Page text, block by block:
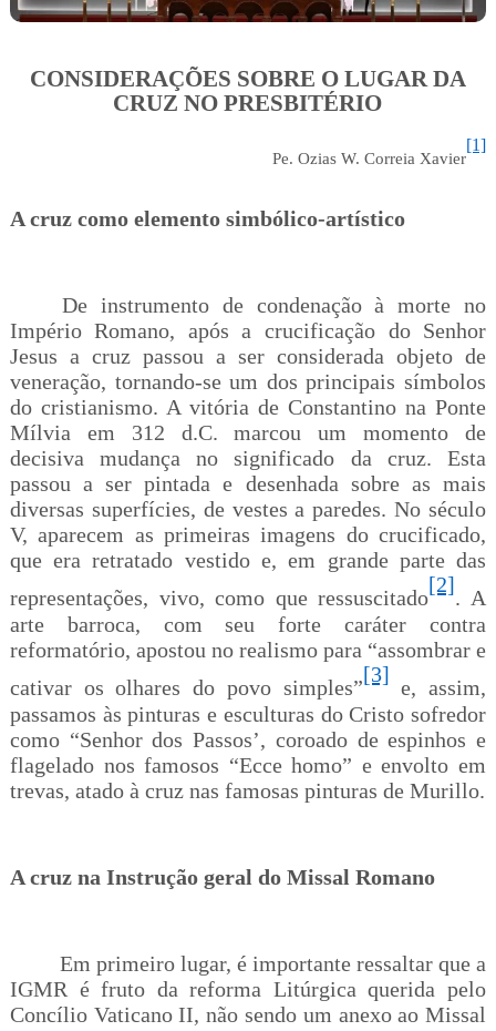
CONSIDERAÇÕES SOBRE O LUGAR DA
CRUZ NO PRESBITÉRIO
Pe. Ozias W. Correia Xavier
[1]
A cruz como elemento simbólico-artístico
De instrumento de condenação à morte no
Império Romano, após a crucificação do Senhor
Jesus a cruz passou a ser considerada objeto de
veneração, tornando-se um dos principais símbolos
do cristianismo. A vitória de Constantino na Ponte
Mílvia em 312 d.C. marcou um momento de
decisiva mudança no significado da cruz. Esta
passou a ser pintada e desenhada sobre as mais
diversas superfícies, de vestes a paredes. No século
V, aparecem as primeiras imagens do crucificado,
que era retratado vestido e, em grande parte das
representações, vivo, como que ressuscitado
[2]
. A
arte barroca, com seu forte caráter contra
reformatório, apostou no realismo para “assombrar e
cativar os olhares do povo simples”
[3]
e, assim,
passamos às pinturas e esculturas do Cristo sofredor
como “Senhor dos Passos’, coroado de espinhos e
flagelado nos famosos “Ecce homo” e envolto em
trevas, atado à cruz nas famosas pinturas de Murillo.
A cruz na Instrução geral do Missal Romano
Em primeiro lugar, é importante ressaltar que a
IGMR é fruto da reforma Litúrgica querida pelo
Concílio Vaticano II, não sendo um anexo ao Missal